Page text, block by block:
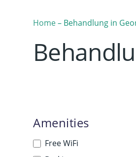
Home– Behandlung in
Amenities
Free WiFi